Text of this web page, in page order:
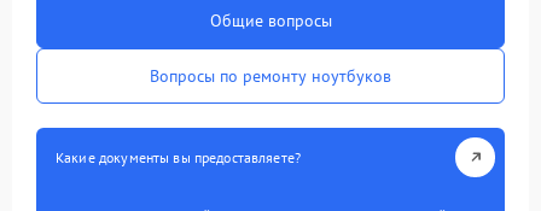
Общие вопросы
Вопросы по ремонту ноутбуков
Какие документы вы предоставляете?